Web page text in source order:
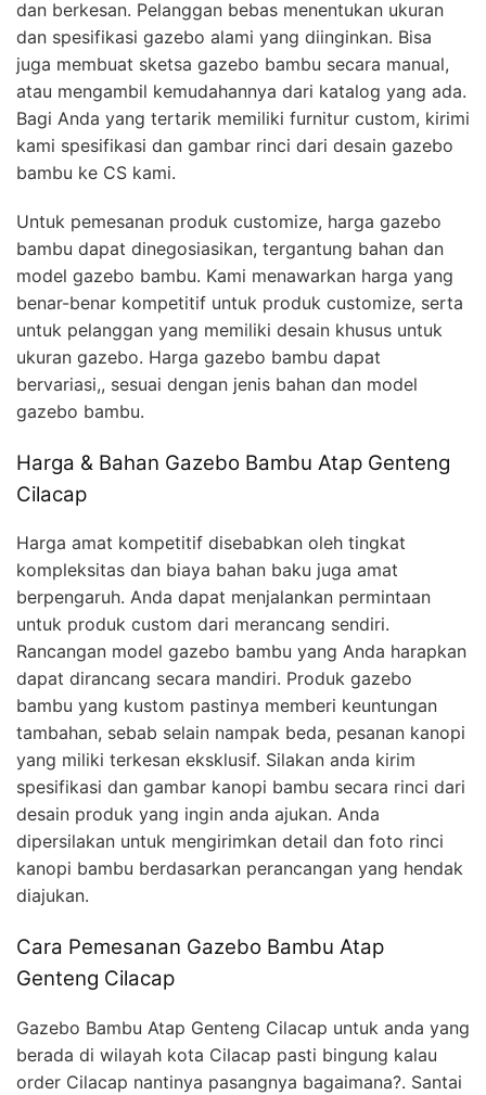
dan berkesan. Pelanggan bebas menentukan ukuran
dan spesifikasi gazebo alami yang diinginkan. Bisa
juga membuat sketsa gazebo bambu secara manual,
atau mengambil kemudahannya dari katalog yang ada.
Bagi Anda yang tertarik memiliki furnitur custom, kirimi
kami spesifikasi dan gambar rinci dari desain gazebo
bambu ke CS kami.
Untuk pemesanan produk customize, harga gazebo
bambu dapat dinegosiasikan, tergantung bahan dan
model gazebo bambu. Kami menawarkan harga yang
benar-benar kompetitif untuk produk customize, serta
untuk pelanggan yang memiliki desain khusus untuk
ukuran gazebo. Harga gazebo bambu dapat
bervariasi,, sesuai dengan jenis bahan dan model
gazebo bambu.
Harga & Bahan Gazebo Bambu Atap Genteng
Cilacap
Harga amat kompetitif disebabkan oleh tingkat
kompleksitas dan biaya bahan baku juga amat
berpengaruh. Anda dapat menjalankan permintaan
untuk produk custom dari merancang sendiri.
Rancangan model gazebo bambu yang Anda harapkan
dapat dirancang secara mandiri. Produk gazebo
bambu yang kustom pastinya memberi keuntungan
tambahan, sebab selain nampak beda, pesanan kanopi
yang miliki terkesan eksklusif. Silakan anda kirim
spesifikasi dan gambar kanopi bambu secara rinci dari
desain produk yang ingin anda ajukan. Anda
dipersilakan untuk mengirimkan detail dan foto rinci
kanopi bambu berdasarkan perancangan yang hendak
diajukan.
Cara Pemesanan Gazebo Bambu Atap
Genteng Cilacap
Gazebo Bambu Atap Genteng Cilacap untuk anda yang
berada di wilayah kota Cilacap pasti bingung kalau
order Cilacap nantinya pasangnya bagaimana?. Santai